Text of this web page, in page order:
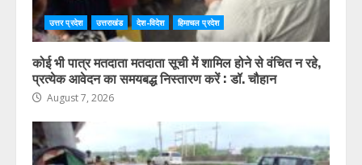
उत्तर प्रदेश उत्तराखंड देश-विदेश हिमाचल प्रदेश
कोई भी पात्र मतदाता मतदाता सूची में शामिल होने से वंचित न रहे,
प्रत्येक आवेदन का समयबद्ध निस्तारण करें : डॉ. चौहान
August 7, 2026